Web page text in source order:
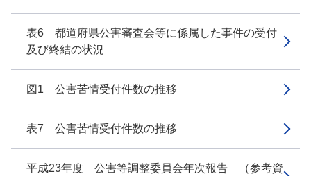
表6 都道府県公害審査会等に係属した事件の受付
及び終結の状況
図1 公害苦情受付件数の推移
表7 公害苦情受付件数の推移
平成23年度 公害等調整委員会年次報告 （参考資